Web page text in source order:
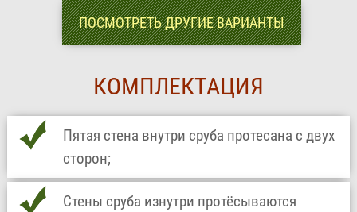
ПОСМОТРЕТЬ ДРУГИЕ ВАРИАНТЫ
КОМПЛЕКТАЦИЯ
Пятая стена внутри сруба протесана с двух
сторон;
Стены сруба изнутри протёсываются